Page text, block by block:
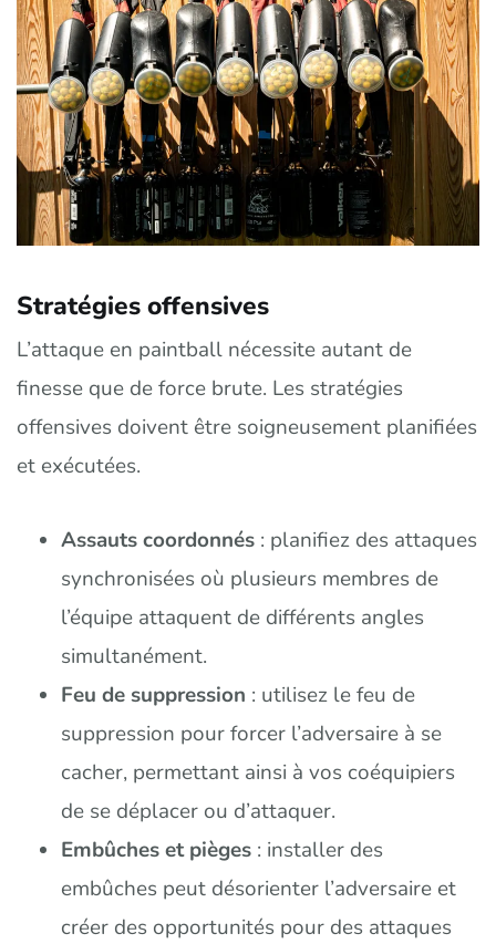
Stratégies offensives
L’attaque en paintball nécessite autant de
finesse que de force brute. Les stratégies
offensives doivent être soigneusement planifiées
et exécutées.
Assauts coordonnés : planifiez des attaques
synchronisées où plusieurs membres de
l’équipe attaquent de différents angles
simultanément.
Feu de suppression : utilisez le feu de
suppression pour forcer l’adversaire à se
cacher, permettant ainsi à vos coéquipiers
de se déplacer ou d’attaquer.
Embûches et pièges : installer des
embûches peut désorienter l’adversaire et
créer des opportunités pour des attaques